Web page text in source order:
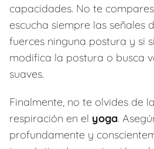
capacidades. No te
escucha siempre las señales
fuerces ninguna postura y si
modifica la postura o busca
suaves.
Finalmente, no te olvides de
respiración en el yoga.
profundamente y